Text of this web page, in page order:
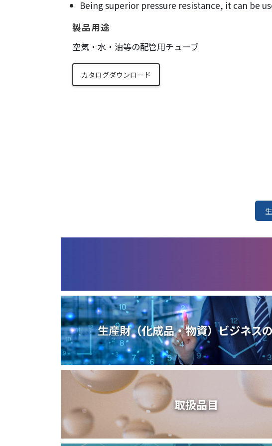
Being superior pressure resistance, it can be
製品用途
空気・水・油等の配管用チューブ
カタログダウンロード
生産財（化成品・物資）ビジネス
取扱品目